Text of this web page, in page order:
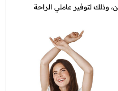
لتوفير عاملي الراحة